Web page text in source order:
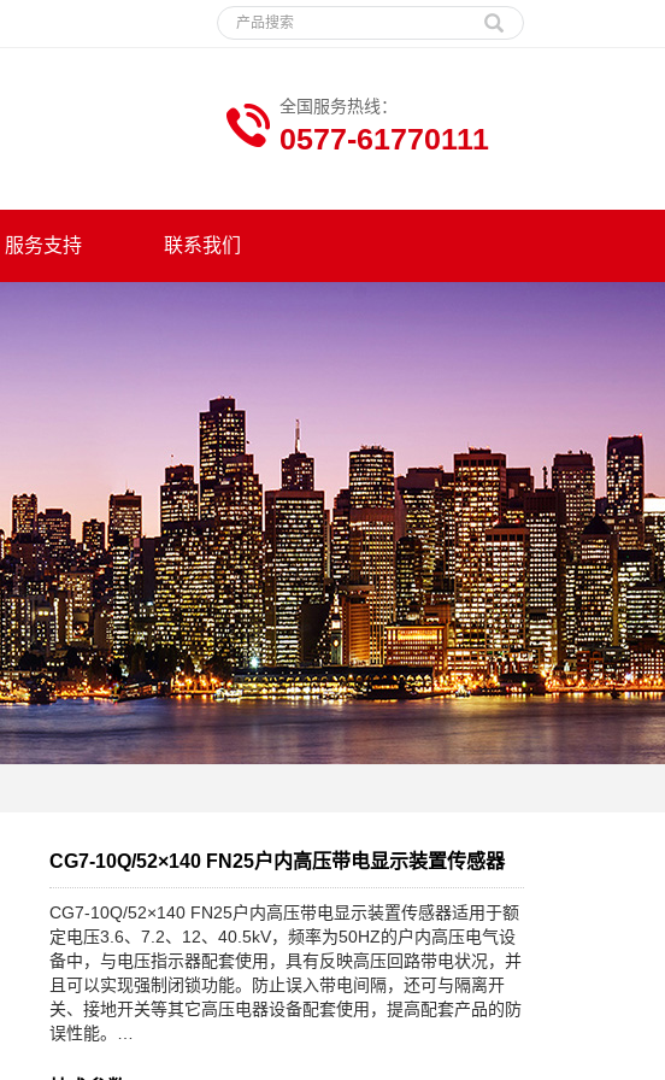
全国服务热线：
0577-61770111
服务支持 联系我们
CG7-10Q/52×140 FN25户内高压带电显示装置传感器
CG7-10Q/52×140 FN25户内高压带电显示装置传感器适用于额
定电压3.6、7.2、12、40.5kV，频率为50HZ的户内高压电气设
备中，与电压指示器配套使用，具有反映高压回路带电状况，并
且可以实现强制闭锁功能。防止误入带电间隔，还可与隔离开
关、接地开关等其它高压电器设备配套使用，提高配套产品的防
误性能。…